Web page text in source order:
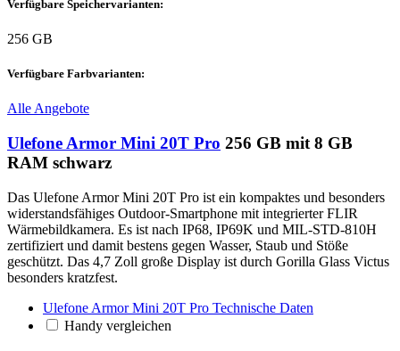
Verfügbare Speichervarianten:
256 GB
Verfügbare Farbvarianten:
Alle Angebote
Ulefone Armor Mini 20T Pro 256 GB mit 8 GB
RAM schwarz
Das Ulefone Armor Mini 20T Pro ist ein kompaktes und besonders
widerstandsfähiges Outdoor-Smartphone mit integrierter FLIR
Wärmebildkamera. Es ist nach IP68, IP69K und MIL-STD-810H
zertifiziert und damit bestens gegen Wasser, Staub und Stöße
geschützt. Das 4,7 Zoll große Display ist durch Gorilla Glass Victus
besonders kratzfest.
Ulefone Armor Mini 20T Pro Technische Daten
Handy vergleichen